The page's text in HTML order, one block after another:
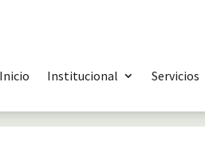
Inicio Institucional Servicios